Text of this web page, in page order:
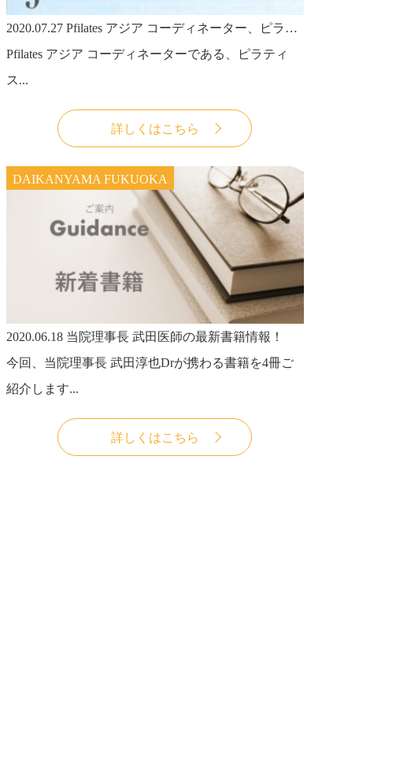
2020.07.27 Pfilates アジア コーディネーター、ピラティスラボ代表・武田淳也医師の論文が日本マタニティフィットネス協会発刊『MEDEX JOURNAL』のVol205に前号に続き、巻頭掲載されました。
Pfilates アジア コーディネーターである、ピラティ
ス...
詳しくはこちら
DAIKANYAMA FUKUOKA
2020.06.18 当院理事長 武田医師の最新書籍情報！
今回、当院理事長 武田淳也Drが携わる書籍を4冊ご
紹介します...
詳しくはこちら